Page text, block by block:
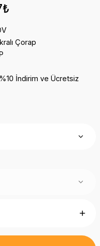
Çorap
İndirim ve Ücretsiz